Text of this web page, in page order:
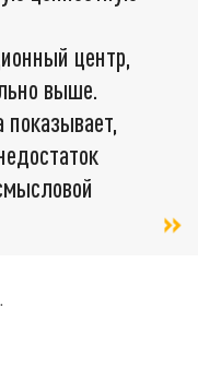
центр,
выше.
показывает,